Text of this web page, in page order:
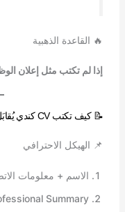
🔥 القاعدة الذهبية
إذا لم تكتب مثل إعلان
📝 كيف تكتب CV كندي يُقابَل وليس يُهمل
📌 الهيكل الاحترافي
الاسم + معلومات
Summary